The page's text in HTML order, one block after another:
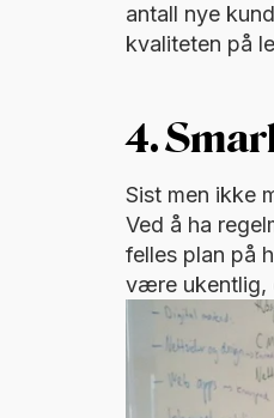
antall nye
kvaliteten på
4.
Sist men ikke
Ved å ha
felles plan på
være ukentlig,